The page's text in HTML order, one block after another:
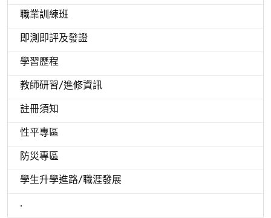
職業訓練班
即測即評及發證
學習歷程
教師研習/進修資訊
註冊須知
性平專區
防災專區
學生升學進路/職涯發展
.